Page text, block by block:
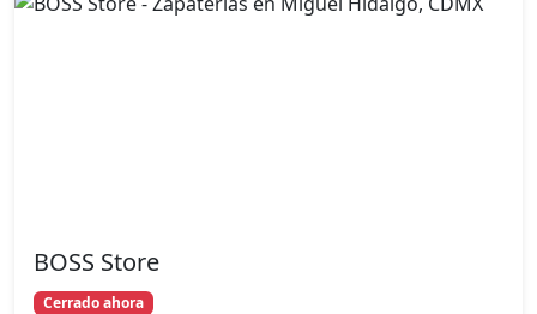
BOSS Store
Cerrado ahora